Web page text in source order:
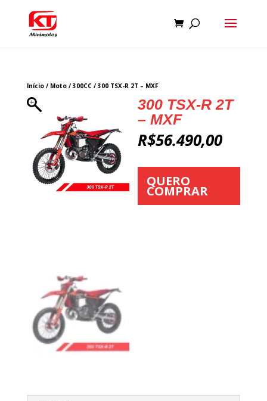
Início/ Moto/300CC/ 300 TSX-R 2T – MXF
300 TSX-R 2T
– MXF
R$56.490,00
QUERO
COMPRAR